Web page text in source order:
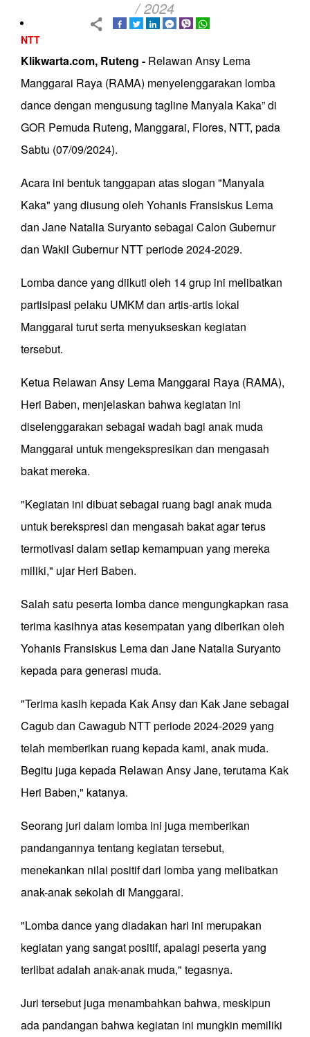
/ 2024
NTT
Klikwarta.com, Ruteng - Relawan Ansy Lema
Manggarai Raya (RAMA) menyelenggarakan lomba
dance dengan mengusung tagline Manyala Kaka” di
GOR Pemuda Ruteng, Manggarai, Flores, NTT, pada
Sabtu (07/09/2024).
Acara ini bentuk tanggapan atas slogan "Manyala
Kaka" yang diusung oleh Yohanis Fransiskus Lema
dan Jane Natalia Suryanto sebagai Calon Gubernur
dan Wakil Gubernur NTT periode 2024-2029.
Lomba dance yang diikuti oleh 14 grup ini melibatkan
partisipasi pelaku UMKM dan artis-artis lokal
Manggarai turut serta menyukseskan kegiatan
tersebut.
Ketua Relawan Ansy Lema Manggarai Raya (RAMA),
Heri Baben, menjelaskan bahwa kegiatan ini
diselenggarakan sebagai wadah bagi anak muda
Manggarai untuk mengekspresikan dan mengasah
bakat mereka.
"Kegiatan ini dibuat sebagai ruang bagi anak muda
untuk berekspresi dan mengasah bakat agar terus
termotivasi dalam setiap kemampuan yang mereka
miliki," ujar Heri Baben.
Salah satu peserta lomba dance mengungkapkan rasa
terima kasihnya atas kesempatan yang diberikan oleh
Yohanis Fransiskus Lema dan Jane Natalia Suryanto
kepada para generasi muda.
"Terima kasih kepada Kak Ansy dan Kak Jane sebagai
Cagub dan Cawagub NTT periode 2024-2029 yang
telah memberikan ruang kepada kami, anak muda.
Begitu juga kepada Relawan Ansy Jane, terutama Kak
Heri Baben," katanya.
Seorang juri dalam lomba ini juga memberikan
pandangannya tentang kegiatan tersebut,
menekankan nilai positif dari lomba yang melibatkan
anak-anak sekolah di Manggarai.
"Lomba dance yang diadakan hari ini merupakan
kegiatan yang sangat positif, apalagi peserta yang
terlibat adalah anak-anak muda," tegasnya.
Juri tersebut juga menambahkan bahwa, meskipun
ada pandangan bahwa kegiatan ini mungkin memiliki